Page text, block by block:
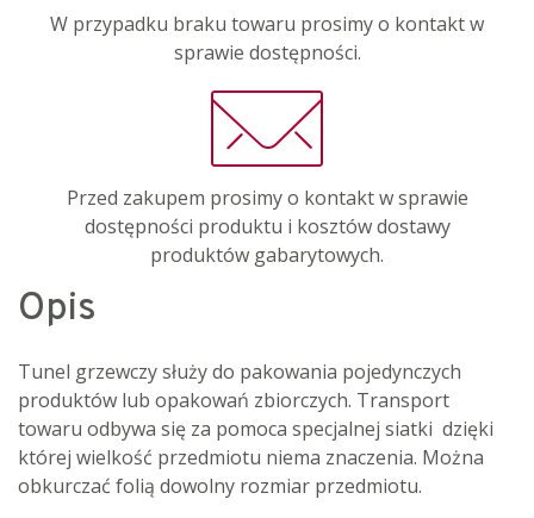
W przypadku braku towaru prosimy o kontakt w
sprawie dostępności.
Przed zakupem prosimy o kontakt w sprawie
dostępności produktu i kosztów dostawy
produktów gabarytowych.
Opis
Tunel grzewczy służy do pakowania pojedynczych
produktów lub opakowań zbiorczych. Transport
towaru odbywa się za pomoca specjalnej siatki dzięki
której wielkość przedmiotu niema znaczenia. Można
obkurczać folią dowolny rozmiar przedmiotu.